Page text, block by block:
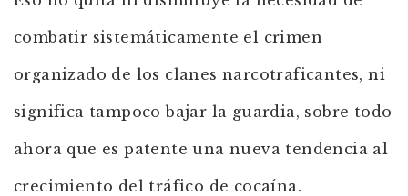
combatir sistemáticamente el crimen
organizado de los clanes narcotraficantes, ni
significa tampoco bajar la guardia, sobre todo
ahora que es patente una nueva tendencia al
crecimiento del tráfico de cocaína.